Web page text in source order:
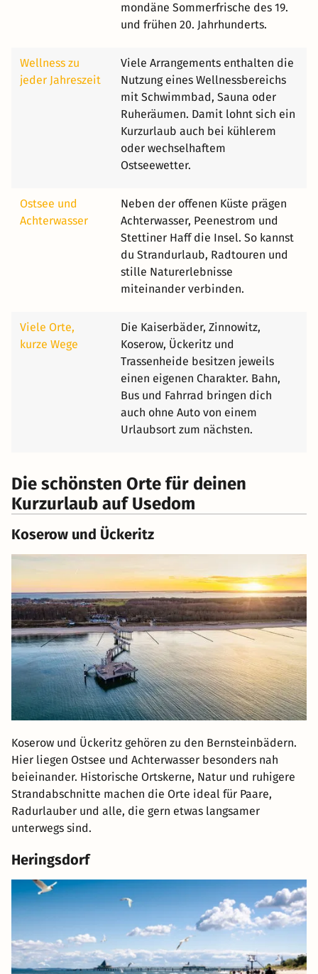
mondäne Sommerfrische des 19.
und frühen 20. Jahrhunderts.
Wellness zu
jeder Jahreszeit
Viele Arrangements enthalten die
Nutzung eines Wellnessbereichs
mit Schwimmbad, Sauna oder
Ruheräumen. Damit lohnt sich ein
Kurzurlaub auch bei kühlerem
oder wechselhaftem
Ostseewetter.
Ostsee und
Achterwasser
Neben der offenen Küste prägen
Achterwasser, Peenestrom und
Stettiner Haff die Insel. So kannst
du Strandurlaub, Radtouren und
stille Naturerlebnisse
miteinander verbinden.
Viele Orte,
kurze Wege
Die Kaiserbäder, Zinnowitz,
Koserow, Ückeritz und
Trassenheide besitzen jeweils
einen eigenen Charakter. Bahn,
Bus und Fahrrad bringen dich
auch ohne Auto von einem
Urlaubsort zum nächsten.
Die schönsten Orte für deinen
Kurzurlaub auf Usedom
Koserow und Ückeritz
Koserow und Ückeritz gehören zu den Bernsteinbädern.
Hier liegen Ostsee und Achterwasser besonders nah
beieinander. Historische Ortskerne, Natur und ruhigere
Strandabschnitte machen die Orte ideal für Paare,
Radurlauber und alle, die gern etwas langsamer
unterwegs sind.
Heringsdorf